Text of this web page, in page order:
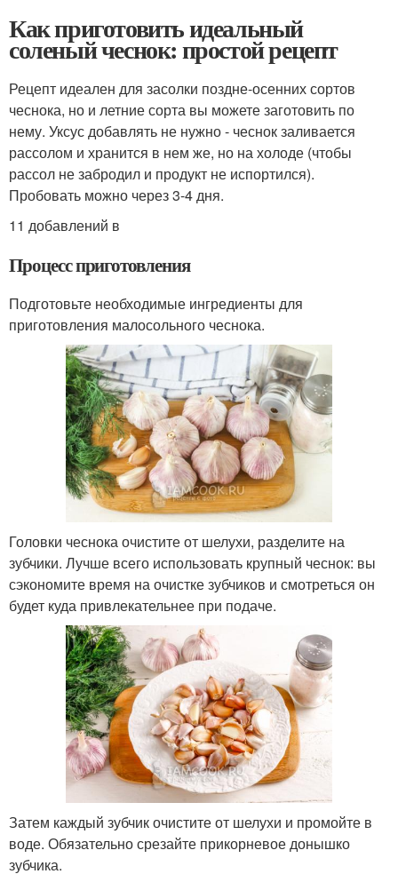
Как приготовить идеальный
соленый чеснок: простой рецепт
Рецепт идеален для засолки поздне-осенних сортов
чеснока, но и летние сорта вы можете заготовить по
нему. Уксус добавлять не нужно - чеснок заливается
рассолом и хранится в нем же, но на холоде (чтобы
рассол не забродил и продукт не испортился).
Пробовать можно через 3-4 дня.
11 добавлений в
Процесс приготовления
Подготовьте необходимые ингредиенты для
приготовления малосольного чеснока.
Головки чеснока очистите от шелухи, разделите на
зубчики. Лучше всего использовать крупный чеснок: вы
сэкономите время на очистке зубчиков и смотреться он
будет куда привлекательнее при подаче.
Затем каждый зубчик очистите от шелухи и промойте в
воде. Обязательно срезайте прикорневое донышко
зубчика.